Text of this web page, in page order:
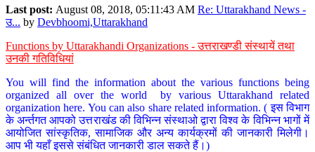
Last post: August 08, 2018, 05:11:43 AM Re: Uttarakhand News -
उ... by Devbhoomi,Uttarakhand
Functions by Uttarakhandi Organizations - उत्तराखण्डी संस्थायें तथा
उनकी गतिविधियां
You will find the information about the various functions being
organized all over the world by various Uttarakhand related
organization here. You can also share related information. ( इस विभाग
के अर्न्तगत आपको उत्तराखंड की विभिन्न संस्थाओ द्वारा विश्व के विभिन्न भागों में
आयोजित सांस्कृतिक, सामाजिक और अन्य कार्यक्रमों की जानकारी मिलेगी।
आप भी यहाँ इससे संबंधित जानकारी डाल सकते हैं।)